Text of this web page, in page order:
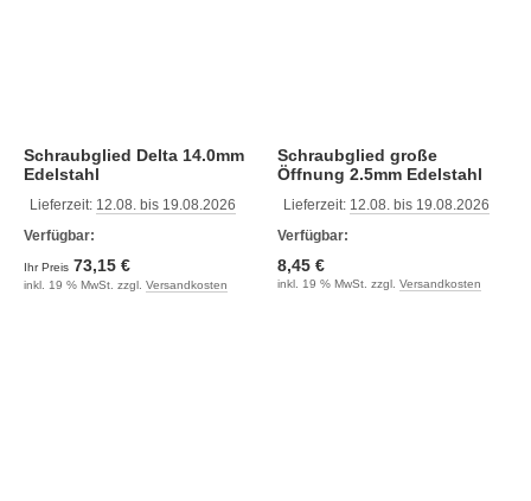
Schraubglied Delta 14.0mm
Edelstahl
Lieferzeit: 12.08. bis 19.08.2026
Verfügbar:
Ihr Preis 73,15 €
inkl. 19 % MwSt. zzgl. Versandkosten
Schraubglied große
Öffnung 2.5mm Edelstahl
Lieferzeit: 12.08. bis 19.08.2026
Verfügbar:
8,45 €
inkl. 19 % MwSt. zzgl. Versandkosten